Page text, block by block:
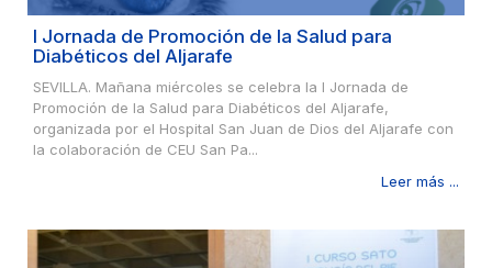
I Jornada de Promoción de la Salud para
Diabéticos del Aljarafe
SEVILLA. Mañana miércoles se celebra la I Jornada de
Promoción de la Salud para Diabéticos del Aljarafe,
organizada por el Hospital San Juan de Dios del Aljarafe con
la colaboración de CEU San Pa...
Leer más ...